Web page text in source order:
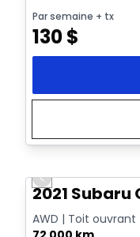
Par semaine + tx
130$
Previous slide
2021
AWD | Toit ouvrant